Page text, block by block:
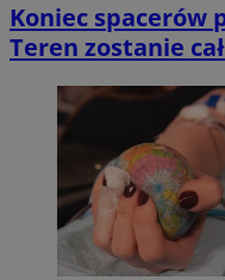
Koniec spacerów
Teren zostanie